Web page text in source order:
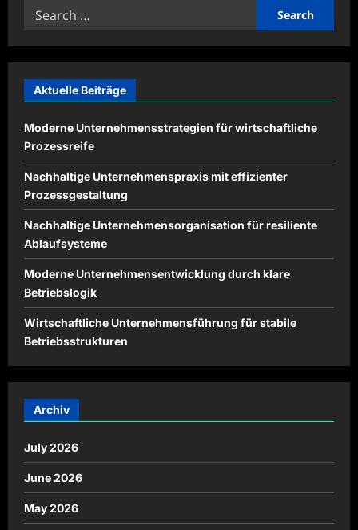
Search
Aktuelle Beiträge
Moderne Unternehmensstrategien für wirtschaftliche
Prozessreife
Nachhaltige Unternehmenspraxis mit effizienter
Prozessgestaltung
Nachhaltige Unternehmensorganisation für resiliente
Ablaufsysteme
Moderne Unternehmensentwicklung durch klare
Betriebslogik
Wirtschaftliche Unternehmensführung für stabile
Betriebsstrukturen
Archiv
July 2026
June 2026
May 2026